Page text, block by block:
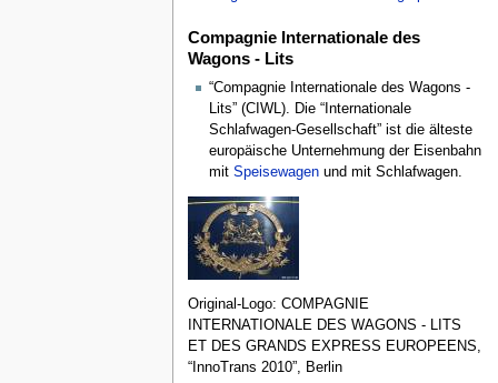
Compagnie Internationale des
Wagons - Lits
“Compagnie Internationale des Wagons -
Lits” (CIWL). Die “Internationale
Schlafwagen-Gesellschaft” ist die älteste
europäische Unternehmung der Eisenbahn
mit Speisewagenund mit Schlafwagen.
Original-Logo: COMPAGNIE
INTERNATIONALE DES WAGONS - LITS
ET DES GRANDS EXPRESS EUROPEENS,
“InnoTrans 2010”, Berlin